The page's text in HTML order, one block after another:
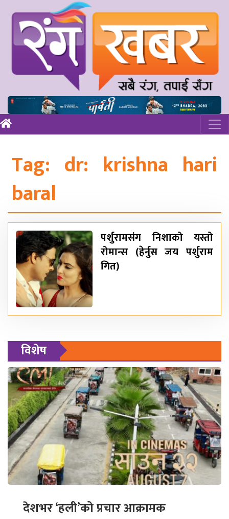
Tag: dr: krishna hari
baral
पर्शुरामसंग निशाको यस्तो
रोमान्स (हेर्नुस जय पर्शुराम
गित)
विशेष
देशभर ‘हली’को प्रचार आक्रामक